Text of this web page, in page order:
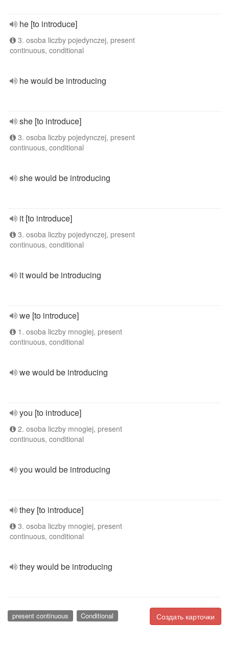
he [to introduce]
3. osoba liczby pojedynczej, present
continuous, conditional
he would be introducing
she [to introduce]
3. osoba liczby pojedynczej, present
continuous, conditional
she would be introducing
it [to introduce]
3. osoba liczby pojedynczej, present
continuous, conditional
it would be introducing
we [to introduce]
1. osoba liczby mnogiej, present
continuous, conditional
we would be introducing
you [to introduce]
2. osoba liczby mnogiej, present
continuous, conditional
you would be introducing
they [to introduce]
3. osoba liczby mnogiej, present
continuous, conditional
they would be introducing
Создать карточки
present continuous Conditional